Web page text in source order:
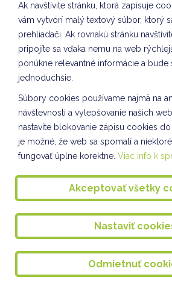
KULIŠKIÁDA september
September - naše zdravie na
Environmentálna výchova v IV.
Ukončenie projektu
Jeseň pani bohatá II. oddelenie ŠKD
Jabĺčkobranie
Slávnostné otvorenie školského
Záver školského roka
Vyhodnotenie výchovno -
Školský výlet I. a II. oddelenie ŠKD
Ak navštívite stránku, ktorá zapisuje
vám vytvorí malý textový súbor, ktorý
prehliadači. Ak rovnakú stránku
pripojíte sa vďaka nemu na web
ponúkne relevantné informácie a bude
jednoduchšie.
Súbory cookies používame najmä na
návštevnosti a vylepšovanie našich
nastavíte blokovanie zápisu cookies do
je možné, že web sa spomalí a
fungovať úplne korektne. Viac info k
Akceptovať všetky
Nastaviť
Odmietnuť